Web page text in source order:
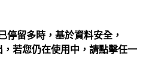
停留多時，基於資料安全，
若您仍在使用中，請點擊任一